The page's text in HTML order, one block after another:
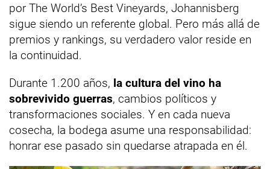
por The World’s Best Vineyards, Johannisberg
sigue siendo un referente global. Pero más allá de
premios y rankings, su verdadero valor reside en
la continuidad.
Durante 1.200 años, la cultura del vino ha
sobrevivido guerras, cambios políticos y
transformaciones sociales. Y en cada nueva
cosecha, la bodega asume una responsabilidad:
honrar ese pasado sin quedarse atrapada en él.